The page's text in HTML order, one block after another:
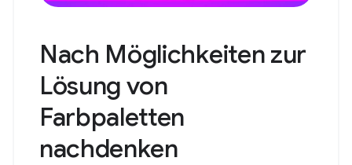
Nach Möglichkeiten zur
Lösung von
Farbpaletten
nachdenken